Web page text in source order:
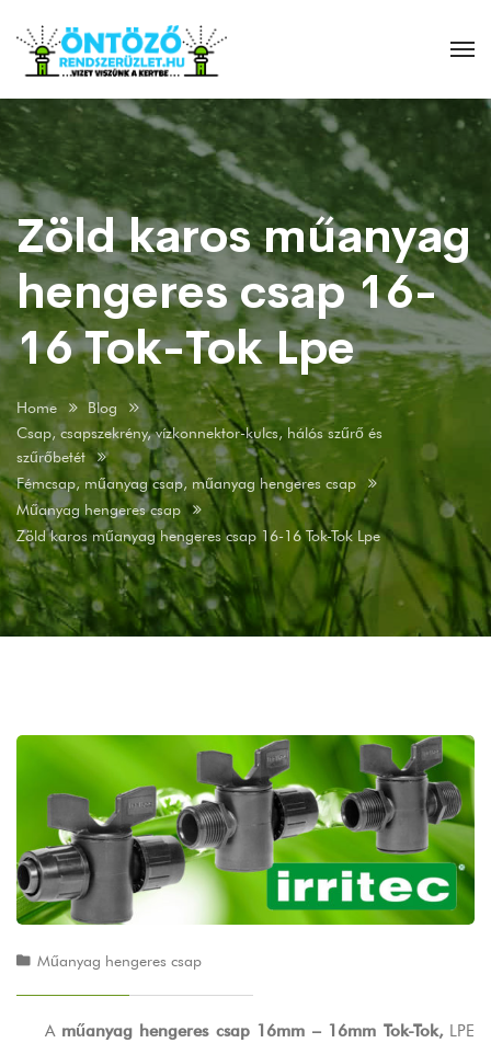
Zöld karos műanyag
hengeres csap 16-
16 Tok-Tok Lpe
Home
Blog
Csap, csapszekrény, vízkonnektor-kulcs, hálós szűrő és
szűrőbetét
Fémcsap, műanyag csap, műanyag hengeres csap
Műanyag hengeres csap
Zöld karos műanyag hengeres csap 16-16 Tok-Tok Lpe
Műanyag hengeres csap
A műanyag hengeres csap 16mm – 16mm Tok-Tok,LPE